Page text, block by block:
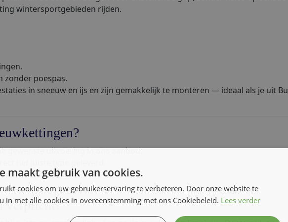
wintersportgebieden rijden.
zonder poespas.
in sneeuw en ijs en zijn gemakkelijk te monteren — ideaal als je uit
gewenste uitvoering in ons aanbod.
een zorgeloze reis.
verplicht?
maakt gebruik van cookies.
cookies om uw gebruikerservaring te verbeteren. Door onze website te
in met alle cookies in overeenstemming met ons Cookiebeleid. Lees verder